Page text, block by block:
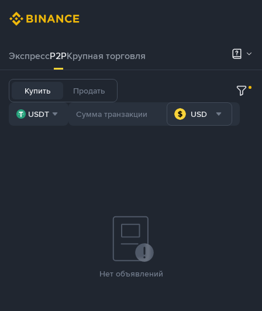
ЭкспрессP2PКрупная торговля
Купить Продать
USDT USD
Нет объявлений